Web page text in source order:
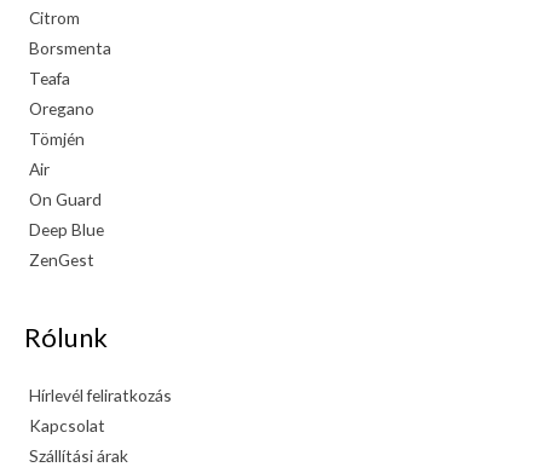
Citrom
Borsmenta
Teafa
Oregano
Tömjén
Air
On Guard
Deep Blue
ZenGest
Rólunk
Hírlevél feliratkozás
Kapcsolat
Szállítási árak